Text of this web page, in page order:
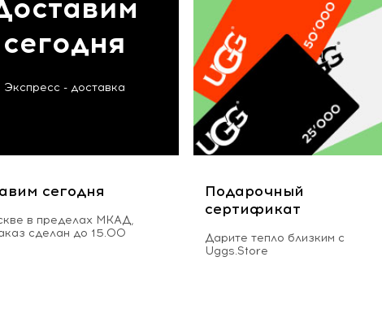
сегодня
Экспресс - доставка
сегодня
в пределах МКАД,
сделан до 15.00
Подарочный
сертификат
Дарите тепло близким с
Uggs.Store